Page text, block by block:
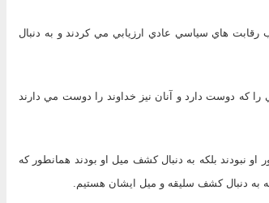
هاي سياسي عادي ارزيابي مي كردند و به دنبال
را كه دوست دارد و آنان نيز خداوند را دوست مي دارند
نبودند بلكه به دنبال كشف ميل او بودند همانطور كه
به دنبال كشف سليقه و ميل ايشان هستيم.